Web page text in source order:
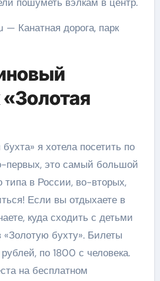
Канатная дорога, парк
я хотела посетить по
первых, это самый большой
типа в России, во-вторых,
Если вы отдыхаете в
куда сходить с детьми
бухту». Билеты
по 1800 с человека.
на бесплатном